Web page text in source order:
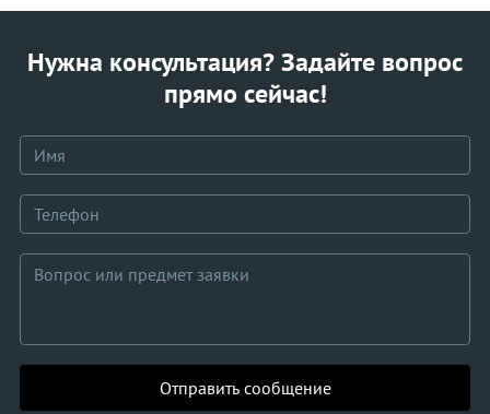
Нужна консультация? Задайте вопрос
прямо сейчас!
Отправить сообщение